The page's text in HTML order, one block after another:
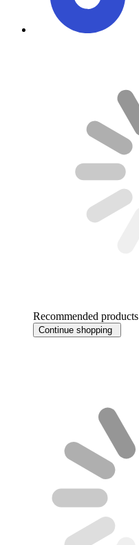
Recommended products
Continue shopping